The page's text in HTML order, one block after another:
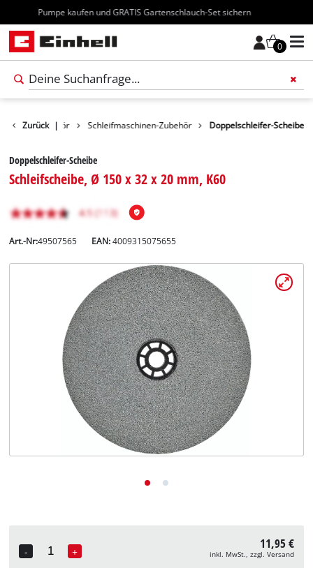
Kostenloser Versand ab 70€
0
Deutsch
English
Zurück |
Zubehör Schleifmaschinen-Zubehör Doppelschleifer-Scheibe
Doppelschleifer-Scheibe
Schleifscheibe, Ø 150 x 32 x 20 mm, K60
Art.-Nr:49507565 EAN:4009315075655
-
Quantity
+ 11,95 €
inkl. MwSt., zzgl. Versand